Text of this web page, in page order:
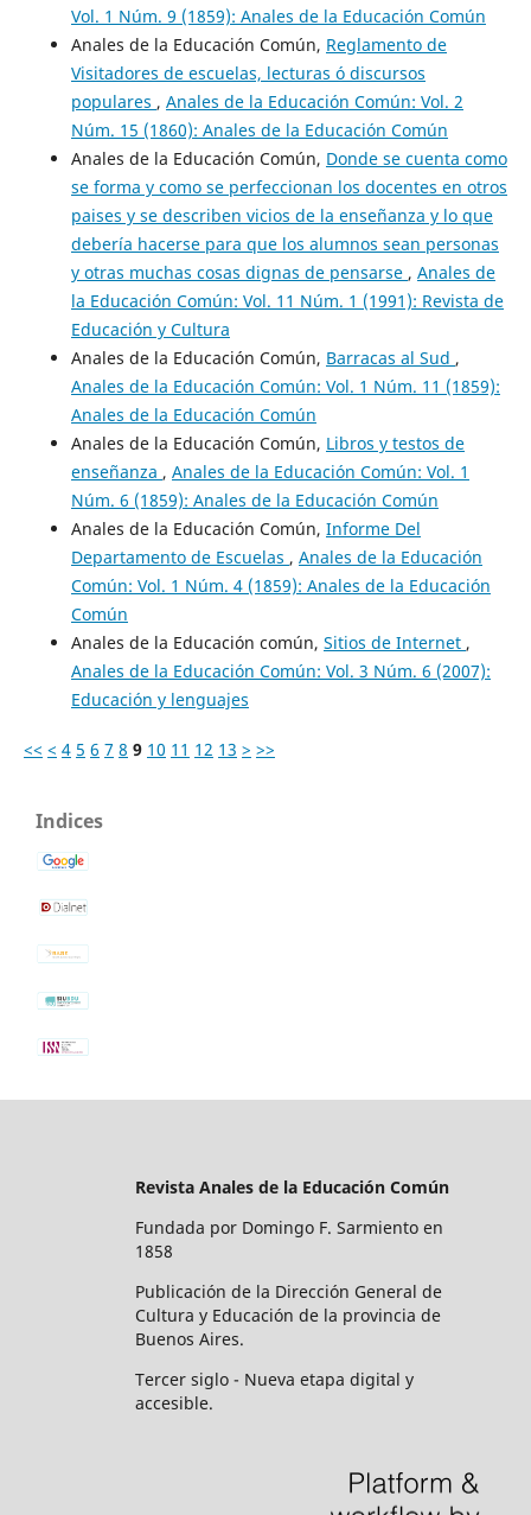
Vol. 1 Núm. 9 (1859): Anales de la Educación Común
Anales de la Educación Común, Reglamento de
Visitadores de escuelas, lecturas ó discursos
populares , Anales de la Educación Común: Vol. 2
Núm. 15 (1860): Anales de la Educación Común
Anales de la Educación Común, Donde se cuenta como
se forma y como se perfeccionan los docentes en otros
paises y se describen vicios de la enseñanza y lo que
debería hacerse para que los alumnos sean personas
y otras muchas cosas dignas de pensarse , Anales de
la Educación Común: Vol. 11 Núm. 1 (1991): Revista de
Educación y Cultura
Anales de la Educación Común, Barracas al Sud ,
Anales de la Educación Común: Vol. 1 Núm. 11 (1859):
Anales de la Educación Común
Anales de la Educación Común, Libros y testos de
enseñanza , Anales de la Educación Común: Vol. 1
Núm. 6 (1859): Anales de la Educación Común
Anales de la Educación Común, Informe Del
Departamento de Escuelas , Anales de la Educación
Común: Vol. 1 Núm. 4 (1859): Anales de la Educación
Común
Anales de la Educación común, Sitios de Internet ,
Anales de la Educación Común: Vol. 3 Núm. 6 (2007):
Educación y lenguajes
<< < 4 5 6 7 8 9 10 11 12 13 > >>
Indices
Revista Anales de la Educación Común
Fundada por Domingo F. Sarmiento en
1858
Publicación de la Dirección General de
Cultura y Educación de la provincia de
Buenos Aires.
Tercer siglo - Nueva etapa digital y
accesible.